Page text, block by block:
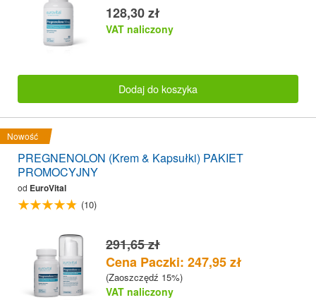
128,30 zł
VAT naliczony
Dodaj do koszyka
Nowość
PREGNENOLON (Krem & Kapsułki) PAKIET
PROMOCYJNY
od EuroVital
(10)
291,65 zł
Cena Paczki: 247,95 zł
(Zaoszczędź 15%)
VAT naliczony